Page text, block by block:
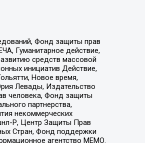
Фонд защиты прав
Гуманитарное действие,
средств массовой
инициатив Действие,
Новое время,
Левады, Издательство
человека, Фонд защиты
партнерства,
некоммерческих
Р, Центр Защиты Прав
Стран, Фонд поддержки
агентство МЕМО.